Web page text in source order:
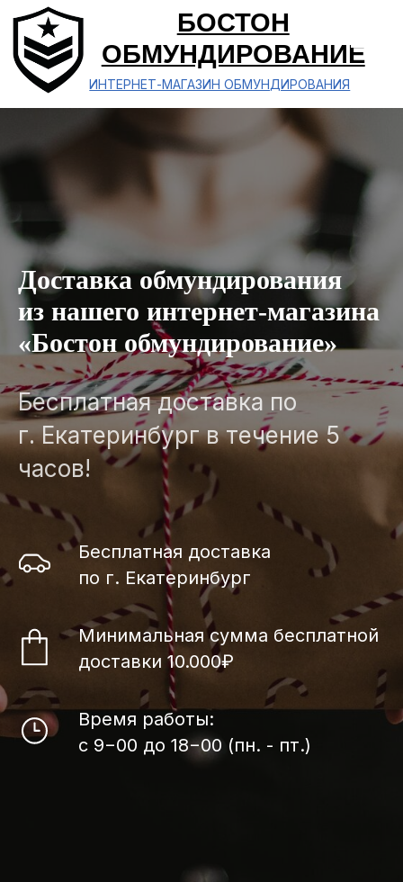
БОСТОН
ОБМУНДИРОВАНИЕ
ИНТЕРНЕТ-МАГАЗИН ОБМУНДИРОВАНИЯ
Доставка обмундирования
из нашего интернет-магазина
«Бостон обмундирование»
Бесплатная доставка по
г. Екатеринбург в течение 5
часов!
Бесплатная доставка
по г. Екатеринбург
Минимальная сумма бесплатной
доставки 10.000₽
Время работы:
с 9−00 до 18−00 (пн. - пт.)